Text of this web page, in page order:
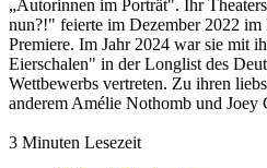
„Autorinnen im Porträt". Ihr
nun?!" feierte im Dezember 2022 im
Premiere. Im Jahr 2024 war sie mit
Eierschalen" in der Longlist des
Wettbewerbs vertreten. Zu ihren
anderem Amélie Nothomb und Joey
3 Minuten Lesezeit